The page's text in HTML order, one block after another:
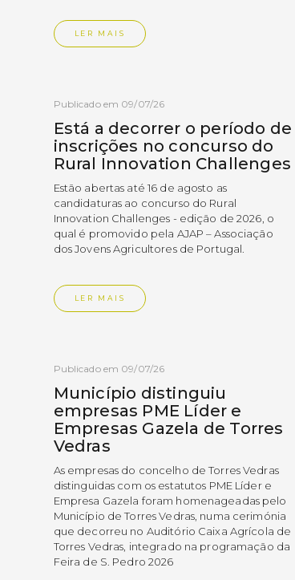
LER MAIS
Publicado em 09/07/26
Está a decorrer o período de
inscrições no concurso do
Rural Innovation Challenges
Estão abertas até 16 de agosto as
candidaturas ao concurso do Rural
Innovation Challenges - edição de 2026, o
qual é promovido pela AJAP – Associação
dos Jovens Agricultores de Portugal.
LER MAIS
Publicado em 09/07/26
Município distinguiu
empresas PME Líder e
Empresas Gazela de Torres
Vedras
As empresas do concelho de Torres Vedras
distinguidas com os estatutos PME Líder e
Empresa Gazela foram homenageadas pelo
Município de Torres Vedras, numa cerimónia
que decorreu no Auditório Caixa Agrícola de
Torres Vedras, integrado na programação da
Feira de S. Pedro 2026